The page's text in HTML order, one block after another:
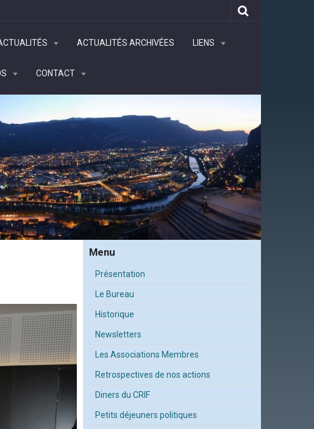
ACTUALITÉS ARCHIVÉES LIENS
CONTACT
Menu
Présentation
Le Bureau
Historique
Newsletters
Les Associations Membres
Retrospectives de nos actions
Diners du CRIF
Petits déjeuners politiques